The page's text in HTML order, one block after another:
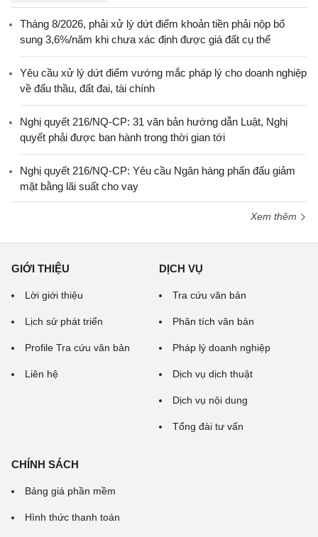
Tháng 8/2026, phải xử lý dứt điểm khoản tiền phải nộp bổ
sung 3,6%/năm khi chưa xác định được giá đất cụ thể
Yêu cầu xử lý dứt điểm vướng mắc pháp lý cho doanh nghiệp
về đấu thầu, đất đai, tài chính
Nghị quyết 216/NQ-CP: 31 văn bản hướng dẫn Luật, Nghị
quyết phải được ban hành trong thời gian tới
Nghị quyết 216/NQ-CP: Yêu cầu Ngân hàng phấn đấu giảm
mặt bằng lãi suất cho vay
Xem thêm
GIỚI THIỆU
Lời giới thiệu
Lịch sử phát triển
Profile Tra cứu văn bản
Liên hệ
DỊCH VỤ
Tra cứu văn bản
Phân tích văn bản
Pháp lý doanh nghiệp
Dịch vụ dịch thuật
Dịch vụ nội dung
Tổng đài tư vấn
CHÍNH SÁCH
Bảng giá phần mềm
Hình thức thanh toán